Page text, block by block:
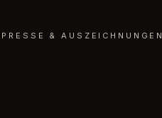
PRESSE & AUSZEICHNUNGEN